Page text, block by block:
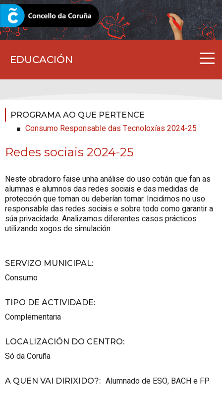
EDUCACIÓN
CORUNA.GAL
PROGRAMA AO QUE PERTENCE
Consumo Responsable das Tecnoloxías 2024-25
Redes sociais 2024-25
Neste obradoiro faise unha análise do uso cotián que fan as
alumnas e alumnos das redes sociais e das medidas de
protección que toman ou deberían tomar. Incidimos no uso
responsable das redes sociais e sobre todo como garantir a
súa privacidade. Analizamos diferentes casos prácticos
utilizando xogos de simulación.
SERVIZO MUNICIPAL:
Consumo
TIPO DE ACTIVIDADE:
Complementaria
LOCALIZACIÓN DO CENTRO:
Só da Coruña
A QUEN VAI DIRIXIDO?: Alumnado de ESO, BACH e FP